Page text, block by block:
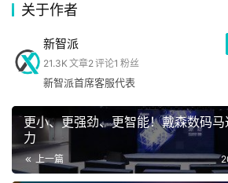
科
机
家
携手央视 抢占主流权威媒体的传播制高
本次斗米登陆央视的品牌广告是斗米
跑篇”后的第二只TVC。在这只“客栈篇
云鹏化身斗米客栈掌柜，以报菜名的
关于作者
新智派
21.3K 文章2评论1 粉丝
新智派首席客服代表
更小、更强劲、更智能！戴森数码
力
上一篇